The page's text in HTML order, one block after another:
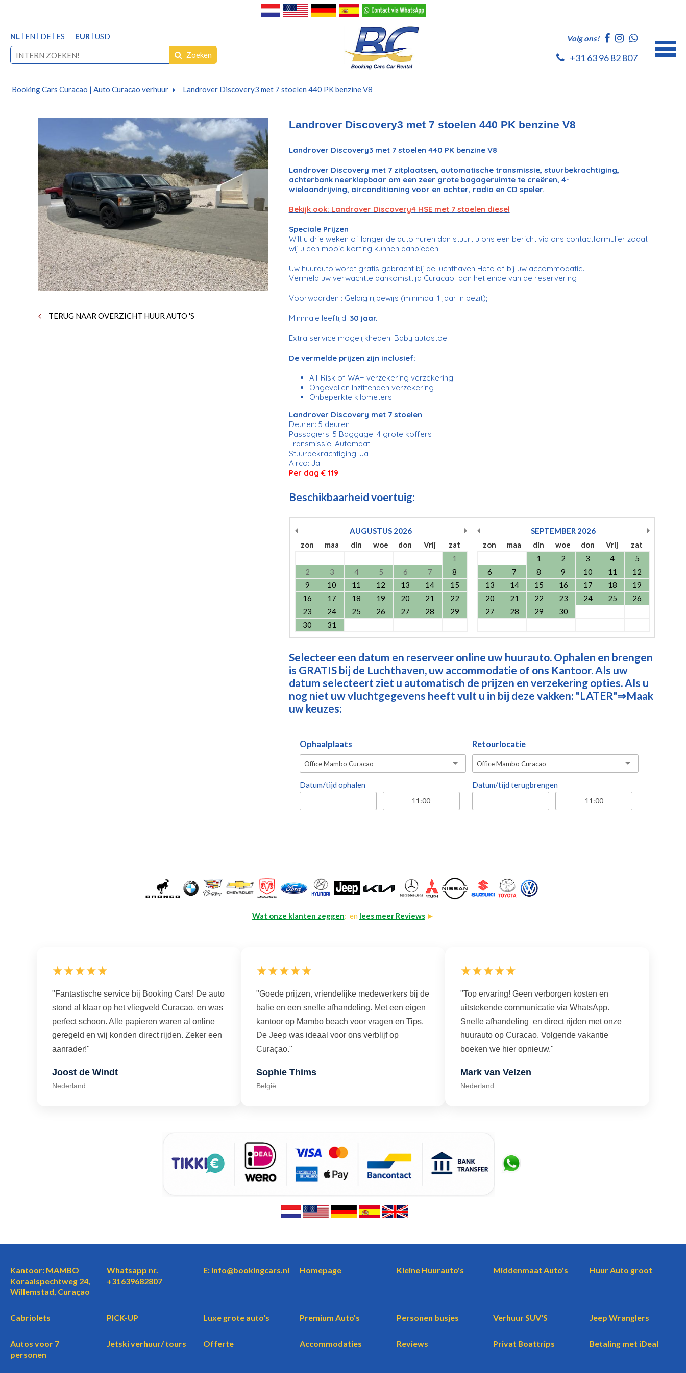
NL EN DE ES EUR USD
Zoeken
Volg ons!
+31 63 96 82 807
Booking Cars Curacao | Auto Curacao verhuur Landrover Discovery3 met 7 stoelen 440 PK benzine V8
TERUG NAAR OVERZICHT HUUR AUTO 'S
Landrover Discovery3 met 7 stoelen 440 PK benzine V8
Landrover Discovery3 met 7 stoelen 440 PK benzine V8
Landrover Discovery met 7 zitplaatsen, automatische transmissie, stuurbekrachtiging,
achterbank neerklapbaar om een ​​zeer grote bagageruimte te creëren, 4-
wielaandrijving, airconditioning voor en achter, radio en CD speler.
Bekijk ook: Landrover Discovery4 HSE met 7 stoelen diesel
Speciale Prijzen
Wilt u drie weken of langer de auto huren dan stuurt u ons een bericht via ons contactformulier zodat
wij u een mooie korting kunnen aanbieden.
Uw huurauto wordt gratis gebracht bij de luchthaven Hato of bij uw accommodatie.
Vermeld uw verwachtte aankomsttijd Curacao aan het einde van de reservering
Voorwaarden : Geldig rijbewijs (minimaal 1 jaar in bezit);
Minimale leeftijd: 30 jaar.
Extra service mogelijkheden: Baby autostoel
De vermelde prijzen zijn inclusief:
All-Risk of WA+ verzekering verzekering
Ongevallen Inzittenden verzekering
Onbeperkte kilometers
Landrover Discovery met 7 stoelen
Deuren: 5 deuren
Passagiers: 5 Baggage: 4 grote koffers
Transmissie: Automaat
Stuurbekrachtiging: Ja
Airco: Ja
Per dag € 119
Beschikbaarheid voertuig:
AUGUSTUS 2026
zon
maa din woe don Vrij
zat
1
2
3 4 5 6 7
8
9
10 11 12 13 14
15
16
17 18 19 20 21
22
23
24 25 26 27 28
29
30
31
SEPTEMBER 2026
zon
maa din woe don Vrij
zat
1
2 3 4
5
6
7 8 9 10 11
12
13
14 15 16 17 18
19
20
21 22 23 24 25
26
27
28 29 30
Selecteer een datum en reserveer online uw huurauto. Ophalen en brengen
is GRATIS bij de Luchthaven, uw accommodatie of ons Kantoor. Als uw
datum selecteert ziet u automatisch de prijzen en verzekering opties. Als u
nog niet uw vluchtgegevens heeft vult u in bij deze vakken: "LATER"⇒Maak
uw keuzes:
Ophaalplaats
Office Mambo Curacao
Datum/tijd ophalen
Retourlocatie
Office Mambo Curacao
Datum/tijd terugbrengen
Wat onze klanten zeggen: en lees meer Reviews►
★★★★★
"Fantastische service bij Booking Cars! De auto
stond al klaar op het vliegveld Curacao, en was
perfect schoon. Alle papieren waren al online
geregeld en wij konden direct rijden. Zeker een
aanrader!"
Joost de Windt
Nederland
★★★★★
"Goede prijzen, vriendelijke medewerkers bij de
balie en een snelle afhandeling. Met een eigen
kantoor op Mambo beach voor vragen en Tips.
De Jeep was ideaal voor ons verblijf op
Curaçao."
Sophie Thims
België
★★★★★
"Top ervaring! Geen verborgen kosten en
uitstekende communicatie via WhatsApp.
Snelle afhandeling en direct rijden met onze
huurauto op Curacao. Volgende vakantie
boeken we hier opnieuw."
Mark van Velzen
Nederland
Kantoor: MAMBO
Koraalspechtweg 24,
Willemstad, Curaçao
Whatsapp nr.
+31639682807
E: info@bookingcars.nl Homepage Kleine Huurauto's Middenmaat Auto's Huur Auto groot
Cabriolets PICK-UP Luxe grote auto's Premium Auto's Personen busjes Verhuur SUV'S Jeep Wranglers
Autos voor 7
personen
Jetski verhuur/ tours Offerte Accommodaties Reviews Privat Boattrips Betaling met iDeal